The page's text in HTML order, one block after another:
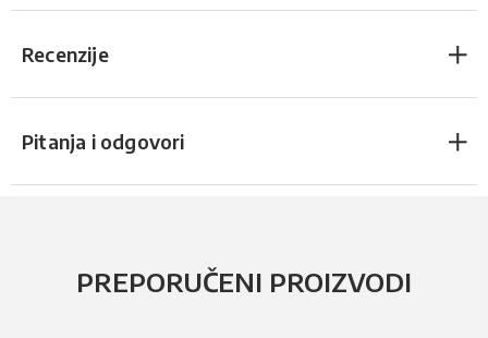
Recenzije
Pitanja i odgovori
PREPORUČENI PROIZVODI